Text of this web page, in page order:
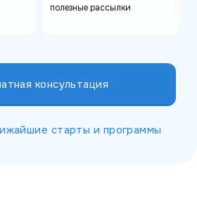
полезные рассылки
консультация
старты и программы